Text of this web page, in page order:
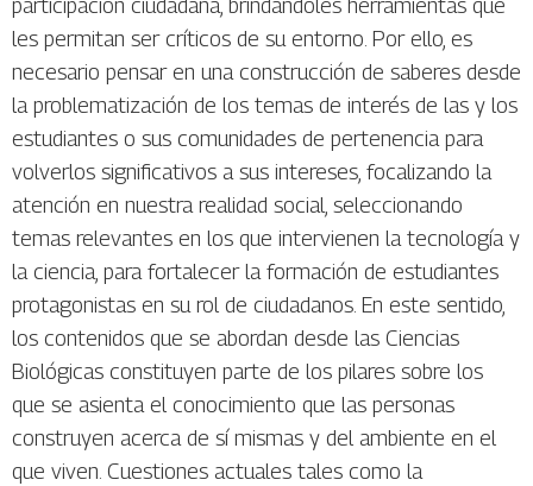
participación ciudadana, brindándoles herramientas que
les permitan ser críticos de su entorno. Por ello, es
necesario pensar en una construcción de saberes desde
la problematización de los temas de interés de las y los
estudiantes o sus comunidades de pertenencia para
volverlos significativos a sus intereses, focalizando la
atención en nuestra realidad social, seleccionando
temas relevantes en los que intervienen la tecnología y
la ciencia, para fortalecer la formación de estudiantes
protagonistas en su rol de ciudadanos. En este sentido,
los contenidos que se abordan desde las Ciencias
Biológicas constituyen parte de los pilares sobre los
que se asienta el conocimiento que las personas
construyen acerca de sí mismas y del ambiente en el
que viven. Cuestiones actuales tales como la